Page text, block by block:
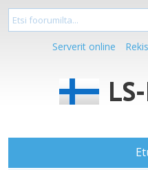
Serverit online